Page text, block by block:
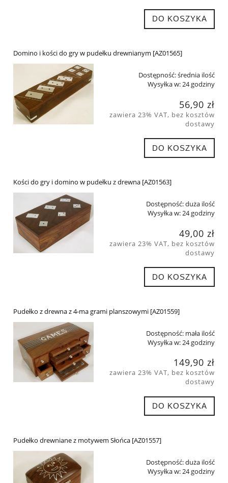
DO KOSZYKA
Domino i kości do gry w pudełku drewnianym [AZ01565]
Dostępność:średnia ilość
Wysyłka w:24 godziny
56,90 zł
zawiera 23% VAT, bez kosztów
dostawy
DO KOSZYKA
Kości do gry i domino w pudełku z drewna [AZ01563]
Dostępność:duża ilość
Wysyłka w:24 godziny
49,00 zł
zawiera 23% VAT, bez kosztów
dostawy
DO KOSZYKA
Pudełko z drewna z 4-ma grami planszowymi [AZ01559]
Dostępność: mała ilość
Wysyłka w: 24 godziny
149,90 zł
zawiera 23% VAT, bez kosztów
dostawy
DO KOSZYKA
Pudełko drewniane z motywem Słońca [AZ01557]
Dostępność:duża ilość
Wysyłka w:24 godziny